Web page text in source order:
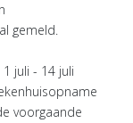
gemeld.
juli - 14 juli
voorgaande